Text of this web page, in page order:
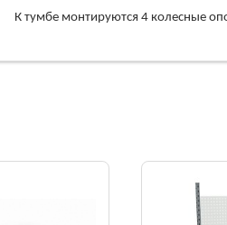
тумбе монтируются 4 колесные